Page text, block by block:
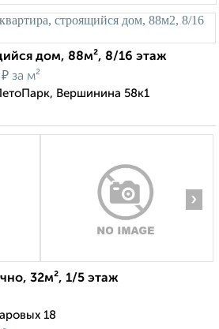
дом, 88м², 8/16 этаж
₽ за м²
Вершинина 58к1
›
32м², 1/5 этаж
18